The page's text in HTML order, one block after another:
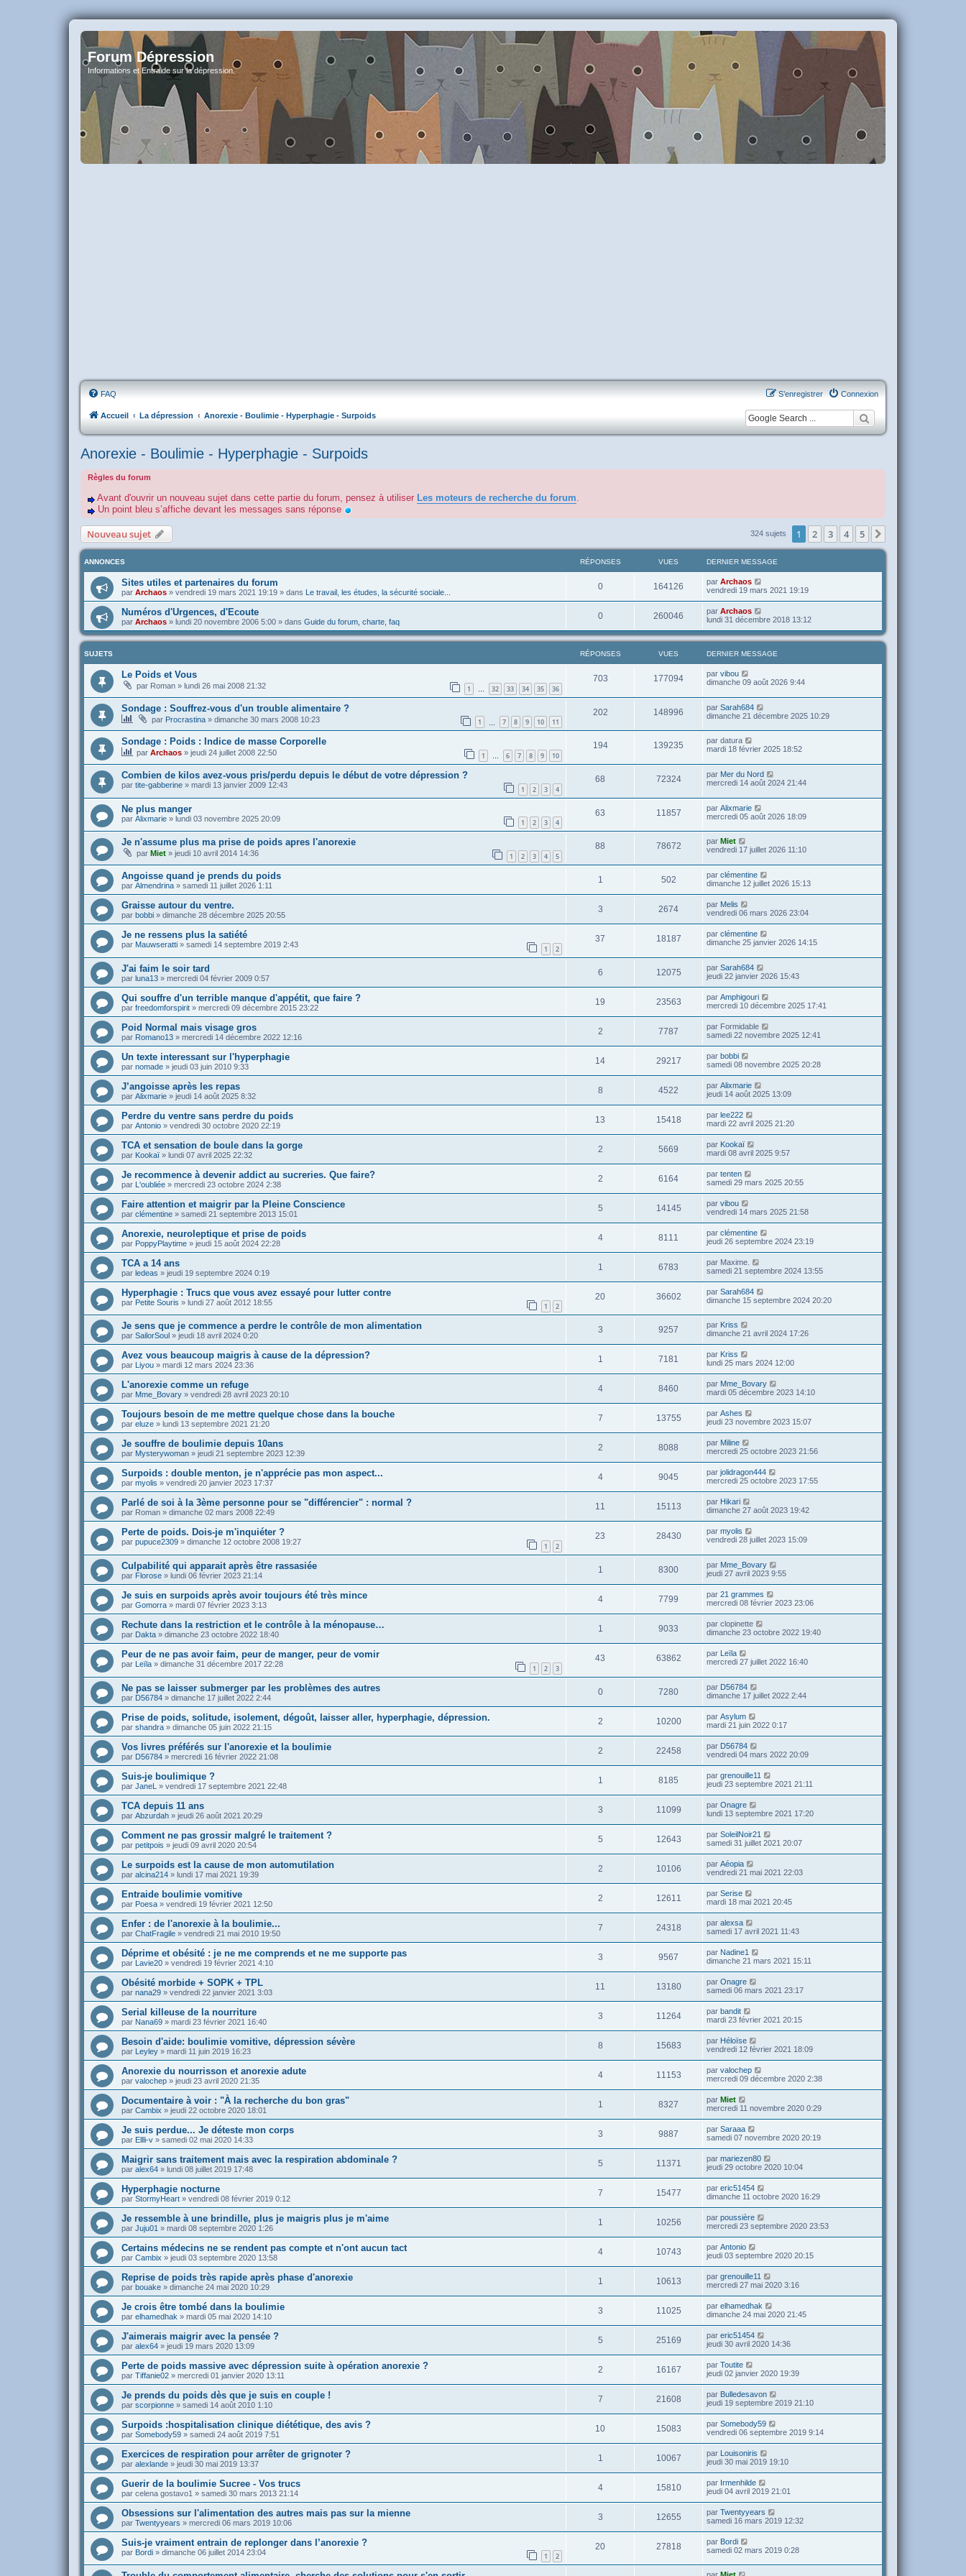
Forum Dépression
Informations et Entraide sur la dépression.
FAQ Connexion
S’enregistrer
Accueil La dépression Anorexie - Boulimie - Hyperphagie - Surpoids
Anorexie - Boulimie - Hyperphagie - Surpoids
Règles du forum
Avant d'ouvrir un nouveau sujet dans cette partie du forum, pensez à utiliser Les moteurs de recherche du forum.
Un point bleu s’affiche devant les messages sans réponse
Nouveau sujet 324 sujets 1 2 3 4 5
ANNONCES RÉPONSES VUES DERNIER MESSAGE
Sites utiles et partenaires du forum
par Archaos » vendredi 19 mars 2021 19:19 » dans Le travail, les études, la sécurité sociale...
0 164126 par Archaos
vendredi 19 mars 2021 19:19
Numéros d'Urgences, d'Ecoute
par Archaos » lundi 20 novembre 2006 5:00 » dans Guide du forum, charte, faq
0 260046 par Archaos
lundi 31 décembre 2018 13:12
SUJETS RÉPONSES VUES DERNIER MESSAGE
Le Poids et Vous
par Roman » lundi 26 mai 2008 21:32 1 … 32 33 34 35 36
703 177094 par vibou
dimanche 09 août 2026 9:44
Sondage : Souffrez-vous d'un trouble alimentaire ?
par Procrastina » dimanche 30 mars 2008 10:23 1 7 8 9 10 11
202 148996 par Sarah684
dimanche 21 décembre 2025 10:29
Sondage : Poids : Indice de masse Corporelle
par Archaos » jeudi 24 juillet 2008 22:50 1 … 6 7 8 9 10
194 139235 par datura
mardi 18 février 2025 18:52
Combien de kilos avez-vous pris/perdu depuis le début de votre dépression ?
par tite-gabberine » mardi 13 janvier 2009 12:43 1 2 3 4
68 72324 par Mer du Nord
mercredi 14 août 2024 21:44
Ne plus manger
par Alixmarie » lundi 03 novembre 2025 20:09 1 2 3 4
63 11857 par Alixmarie
mercredi 05 août 2026 18:09
Je n'assume plus ma prise de poids apres l'anorexie
par Miet » jeudi 10 avril 2014 14:36 1 2 3 4 5
88 78672 par Miet
vendredi 17 juillet 2026 11:10
Angoisse quand je prends du poids
par Almendrina » samedi 11 juillet 2026 1:11
1 502 par clémentine
dimanche 12 juillet 2026 15:13
Graisse autour du ventre.
par bobbi » dimanche 28 décembre 2025 20:55
3 2674 par Melis
vendredi 06 mars 2026 23:04
Je ne ressens plus la satiété
par Mauwseratti » samedi 14 septembre 2019 2:43 1 2
37 18187 par clémentine
dimanche 25 janvier 2026 14:15
J'ai faim le soir tard
par luna13 » mercredi 04 février 2009 0:57
6 12075 par Sarah684
jeudi 22 janvier 2026 15:43
Qui souffre d'un terrible manque d'appétit, que faire ?
par freedomforspirit » mercredi 09 décembre 2015 23:22
19 23563 par Amphigouri
mercredi 10 décembre 2025 17:41
Poid Normal mais visage gros
par Romano13 » mercredi 14 décembre 2022 12:16
2 7787 par Formidable
samedi 22 novembre 2025 12:41
Un texte interessant sur l'hyperphagie
par nomade » jeudi 03 juin 2010 9:33
14 29217 par bobbi
samedi 08 novembre 2025 20:28
J’angoisse après les repas
par Alixmarie » jeudi 14 août 2025 8:32
8 4522 par Alixmarie
jeudi 14 août 2025 13:09
Perdre du ventre sans perdre du poids
par Antonio » vendredi 30 octobre 2020 22:19
13 15418 par lee222
mardi 22 avril 2025 21:20
TCA et sensation de boule dans la gorge
par Kookaï » lundi 07 avril 2025 22:32
2 5669 par Kookaï
mardi 08 avril 2025 9:57
Je recommence à devenir addict au sucreries. Que faire?
par L'oubliée » mercredi 23 octobre 2024 2:38
2 6164 par tenten
samedi 29 mars 2025 20:55
Faire attention et maigrir par la Pleine Conscience
par clémentine » samedi 21 septembre 2013 15:01
5 14145 par vibou
vendredi 14 mars 2025 21:58
Anorexie, neuroleptique et prise de poids
par PoppyPlaytime » jeudi 15 août 2024 22:28
4 8111 par clémentine
jeudi 26 septembre 2024 23:19
TCA a 14 ans
par ledeas » jeudi 19 septembre 2024 0:19
1 6783 par Maxime.
samedi 21 septembre 2024 13:55
Hyperphagie : Trucs que vous avez essayé pour lutter contre
par Petite Souris » lundi 27 août 2012 18:55 1 2
20 36602 par Sarah684
dimanche 15 septembre 2024 20:20
Je sens que je commence a perdre le contrôle de mon alimentation
par SailorSoul » jeudi 18 avril 2024 0:20
3 9257 par Kriss
dimanche 21 avril 2024 17:26
Avez vous beaucoup maigris à cause de la dépression?
par Liyou » mardi 12 mars 2024 23:36
1 7181 par Kriss
lundi 25 mars 2024 12:00
L'anorexie comme un refuge
par Mme_Bovary » vendredi 28 avril 2023 20:10
4 8460 par Mme_Bovary
mardi 05 décembre 2023 14:10
Toujours besoin de me mettre quelque chose dans la bouche
par eluze » lundi 13 septembre 2021 21:20
7 13755 par Ashes
jeudi 23 novembre 2023 15:07
Je souffre de boulimie depuis 10ans
par Mysterywoman » jeudi 21 septembre 2023 12:39
2 8088 par Miline
mercredi 25 octobre 2023 21:56
Surpoids : double menton, je n'apprécie pas mon aspect...
par myolis » vendredi 20 janvier 2023 17:37
4 9045 par jolidragon444
mercredi 25 octobre 2023 17:55
Parlé de soi à la 3ème personne pour se "différencier" : normal ?
par Roman » dimanche 02 mars 2008 22:49
11 15113 par Hikari
dimanche 27 août 2023 19:42
Perte de poids. Dois-je m'inquiéter ?
par pupuce2309 » dimanche 12 octobre 2008 19:27 1 2
23 28430 par myolis
vendredi 28 juillet 2023 15:09
Culpabilité qui apparait après être rassasiée
par Florose » lundi 06 février 2023 21:14
1 8300 par Mme_Bovary
jeudi 27 avril 2023 9:55
Je suis en surpoids après avoir toujours été très mince
par Gomorra » mardi 07 février 2023 3:13
4 7799 par 21 grammes
mercredi 08 février 2023 23:06
Rechute dans la restriction et le contrôle à la ménopause…
par Dakta » dimanche 23 octobre 2022 18:40
1 9033 par clopinette
dimanche 23 octobre 2022 19:40
Peur de ne pas avoir faim, peur de manger, peur de vomir
par Leïla » dimanche 31 décembre 2017 22:28 1 2 3
43 63862 par Leïla
mercredi 27 juillet 2022 16:40
Ne pas se laisser submerger par les problèmes des autres
par D56784 » dimanche 17 juillet 2022 2:44
0 7280 par D56784
dimanche 17 juillet 2022 2:44
Prise de poids, solitude, isolement, dégoût, laisser aller, hyperphagie, dépression.
par shandra » dimanche 05 juin 2022 21:15
2 10200 par Asylum
mardi 21 juin 2022 0:17
Vos livres préférés sur l'anorexie et la boulimie
par D56784 » mercredi 16 février 2022 21:08
2 22458 par D56784
vendredi 04 mars 2022 20:09
Suis-je boulimique ?
par JaneL » vendredi 17 septembre 2021 22:48
1 8185 par grenouille11
jeudi 23 septembre 2021 21:11
TCA depuis 11 ans
par Abzurdah » jeudi 26 août 2021 20:29
3 11099 par Onagre
lundi 13 septembre 2021 17:20
Comment ne pas grossir malgré le traitement ?
par petitpois » jeudi 09 avril 2020 20:54
5 12643 par SoleilNoir21
samedi 31 juillet 2021 20:07
Le surpoids est la cause de mon automutilation
par alcina214 » lundi 17 mai 2021 19:39
2 10106 par Aéopia
vendredi 21 mai 2021 22:03
Entraide boulimie vomitive
par Poesa » vendredi 19 février 2021 12:50
2 12611 par Serise
mardi 18 mai 2021 20:45
Enfer : de l'anorexie à la boulimie...
par ChatFragile » vendredi 21 mai 2010 19:50
7 24318 par alexsa
samedi 17 avril 2021 11:43
Déprime et obésité : je ne me comprends et ne me supporte pas
par Lavie20 » vendredi 19 février 2021 4:10
3 9567 par Nadine1
dimanche 21 mars 2021 15:11
Obésité morbide + SOPK + TPL
par nana29 » vendredi 22 janvier 2021 3:03
11 13180 par Onagre
samedi 06 mars 2021 23:17
Serial killeuse de la nourriture
par Nana69 » mardi 23 février 2021 16:40
3 11264 par bandit
mardi 23 février 2021 20:15
Besoin d'aide: boulimie vomitive, dépression sévère
par Leyley » mardi 11 juin 2019 16:23
8 15683 par Héloïse
vendredi 12 février 2021 18:09
Anorexie du nourrisson et anorexie adute
par valochep » jeudi 23 avril 2020 21:35
4 11153 par valochep
mercredi 09 décembre 2020 2:38
Documentaire à voir : "À la recherche du bon gras"
par Cambix » jeudi 22 octobre 2020 18:01
1 8327 par Miet
mercredi 11 novembre 2020 0:29
Je suis perdue... Je déteste mon corps
par Ellli-v » samedi 02 mai 2020 14:33
3 9887 par Saraaa
samedi 07 novembre 2020 20:19
Maigrir sans traitement mais avec la respiration abdominale ?
par alex64 » lundi 08 juillet 2019 17:48
5 11371 par mariezen80
jeudi 29 octobre 2020 10:04
Hyperphagie nocturne
par StormyHeart » vendredi 08 février 2019 0:12
7 15477 par eric51454
dimanche 11 octobre 2020 16:29
Je ressemble à une brindille, plus je maigris plus je m'aime
par Juju01 » mardi 08 septembre 2020 1:26
1 10256 par poussière
mercredi 23 septembre 2020 23:53
Certains médecins ne se rendent pas compte et n'ont aucun tact
par Cambix » jeudi 03 septembre 2020 13:58
4 10743 par Antonio
jeudi 03 septembre 2020 20:15
Reprise de poids très rapide après phase d'anorexie
par bouake » dimanche 24 mai 2020 10:29
1 10613 par grenouille11
mercredi 27 mai 2020 3:16
Je crois être tombé dans la boulimie
par elhamedhak » mardi 05 mai 2020 14:10
3 11025 par elhamedhak
dimanche 24 mai 2020 21:45
J'aimerais maigrir avec la pensée ?
par alex64 » jeudi 19 mars 2020 13:09
5 25169 par eric51454
jeudi 30 avril 2020 14:36
Perte de poids massive avec dépression suite à opération anorexie ?
par Tiffanie02 » mercredi 01 janvier 2020 13:11
2 16167 par Toutite
jeudi 02 janvier 2020 19:39
Je prends du poids dès que je suis en couple !
par scorpionne » samedi 14 août 2010 1:10
7 21608 par Bulledesavon
jeudi 19 septembre 2019 21:10
Surpoids :hospitalisation clinique diététique, des avis ?
par Somebody59 » samedi 24 août 2019 7:51
10 15083 par Somebody59
vendredi 06 septembre 2019 9:14
Exercices de respiration pour arrêter de grignoter ?
par alexlande » jeudi 30 mai 2019 13:37
1 10067 par Louisoniris
jeudi 30 mai 2019 19:10
Guerir de la boulimie Sucree - Vos trucs
par celena gostavo1 » samedi 30 mars 2013 21:14
4 15810 par Irmenhilde
jeudi 04 avril 2019 21:01
Obsessions sur l'alimentation des autres mais pas sur la mienne
par Twentyyears » mercredi 06 mars 2019 10:06
3 12655 par Twentyyears
samedi 16 mars 2019 12:32
Suis-je vraiment entrain de replonger dans l’anorexie ?
par Bordi » dimanche 06 juillet 2014 23:04 1 2
20 27818 par Bordi
samedi 02 mars 2019 0:28